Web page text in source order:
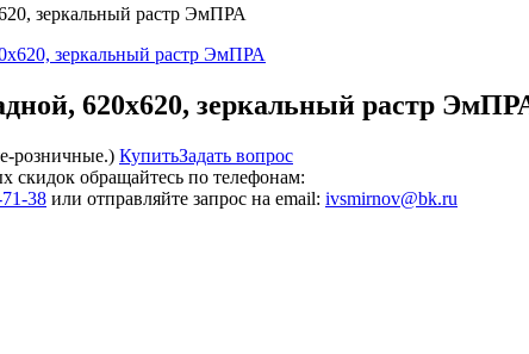
зеркальный растр ЭмПРА
620х620, зеркальный растр
розничные.) КупитьЗадать вопрос
скидок обращайтесь по телефонам:
38 или отправляйте запрос на email: ivsmirnov@bk.ru